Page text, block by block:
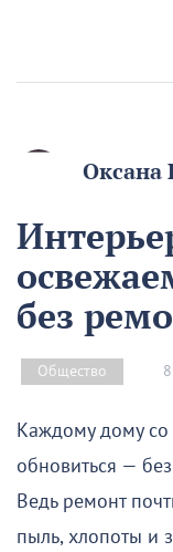
Оксана
без
Общество
Каждому дому со
обновиться —
Ведь ремонт
пыль, хлопоты и